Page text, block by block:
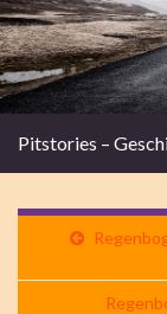
Pitstories –